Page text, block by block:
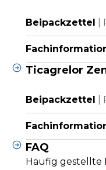
Beipackzettel
Ticagrelor
Beipackzettel
FAQ
Häufig gestellte